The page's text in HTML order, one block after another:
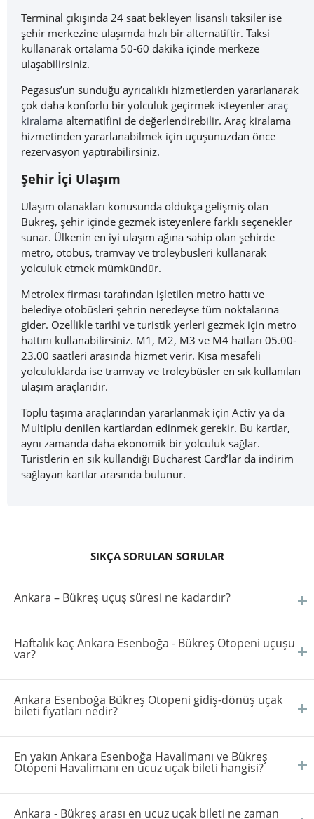
Terminal çıkışında 24 saat bekleyen lisanslı taksiler ise
şehir merkezine ulaşımda hızlı bir alternatiftir. Taksi
kullanarak ortalama 50-60 dakika içinde merkeze
ulaşabilirsiniz.
Pegasus’un sunduğu ayrıcalıklı hizmetlerden yararlanarak
çok daha konforlu bir yolculuk geçirmek isteyenler araç
kiralama alternatifini de değerlendirebilir. Araç kiralama
hizmetinden yararlanabilmek için uçuşunuzdan önce
rezervasyon yaptırabilirsiniz.
Şehir İçi Ulaşım
Ulaşım olanakları konusunda oldukça gelişmiş olan
Bükreş, şehir içinde gezmek isteyenlere farklı seçenekler
sunar. Ülkenin en iyi ulaşım ağına sahip olan şehirde
metro, otobüs, tramvay ve troleybüsleri kullanarak
yolculuk etmek mümkündür.
Metrolex firması tarafından işletilen metro hattı ve
belediye otobüsleri şehrin neredeyse tüm noktalarına
gider. Özellikle tarihi ve turistik yerleri gezmek için metro
hattını kullanabilirsiniz. M1, M2, M3 ve M4 hatları 05.00-
23.00 saatleri arasında hizmet verir. Kısa mesafeli
yolculuklarda ise tramvay ve troleybüsler en sık kullanılan
ulaşım araçlarıdır.
Toplu taşıma araçlarından yararlanmak için Activ ya da
Multiplu denilen kartlardan edinmek gerekir. Bu kartlar,
aynı zamanda daha ekonomik bir yolculuk sağlar.
Turistlerin en sık kullandığı Bucharest Card’lar da indirim
sağlayan kartlar arasında bulunur.
SIKÇA SORULAN SORULAR
Ankara – Bükreş uçuş süresi ne kadardır?
Haftalık kaç Ankara Esenboğa - Bükreş Otopeni uçuşu
var?
Ankara Esenboğa Bükreş Otopeni gidiş-dönüş uçak
bileti fiyatları nedir?
En yakın Ankara Esenboğa Havalimanı ve Bükreş
Otopeni Havalimanı en ucuz uçak bileti hangisi?
Ankara - Bükreş arası en ucuz uçak bileti ne zaman